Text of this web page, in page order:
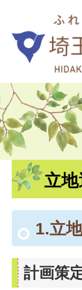
立
1.立
計画策